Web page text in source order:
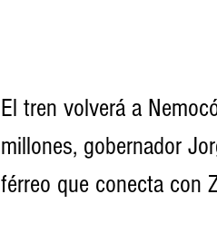
El tren volverá a
millones, gobernador
férreo que conecta con